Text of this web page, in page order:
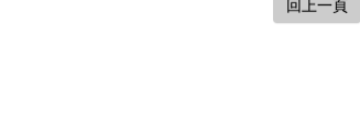
回上一頁